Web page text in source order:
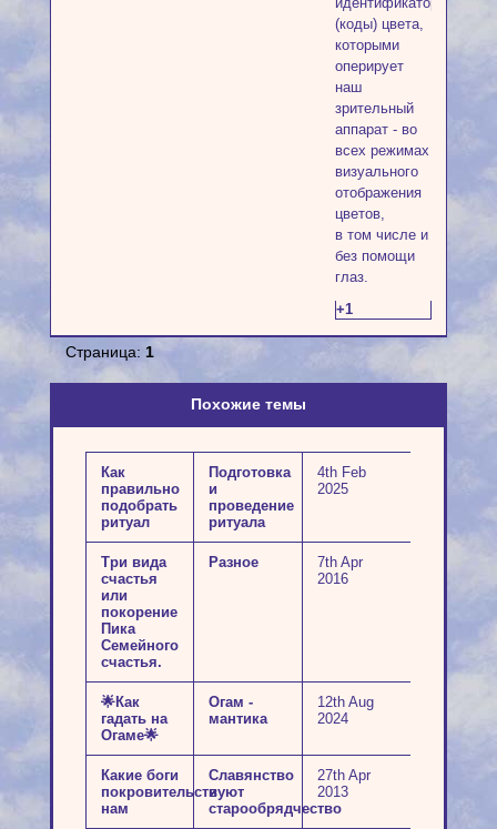
(коды) цвета,
которыми
оперирует
наш
зрительный
аппарат - во
всех режимах
визуального
отображения
цветов,
в том числе и
без помощи
глаз.
+1
Страница: 1
Похожие темы
Как
правильно
подобрать
ритуал
Подготовка
и
проведение
ритуала
4th Feb
2025
Три вида
счастья
или
покорение
Пика
Семейного
счастья.
Разное
7th Apr
2016
🌟Как
гадать на
Огаме🌟
Огам -
мантика
12th Aug
2024
Какие боги
покровительствуют
нам
Славянство
и
старообрядчество
27th Apr
2013